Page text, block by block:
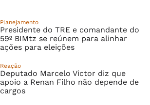
Planejamento
Presidente do TRE e comandante do
59º BIMtz se reúnem para alinhar
ações para eleições
Reação
Deputado Marcelo Victor diz que
apoio a Renan Filho não depende de
cargos